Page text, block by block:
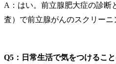
A：はい。前立腺肥大症の診断
査）で前立腺がんのスクリーニ
Q5：日常生活で気をつけるこ